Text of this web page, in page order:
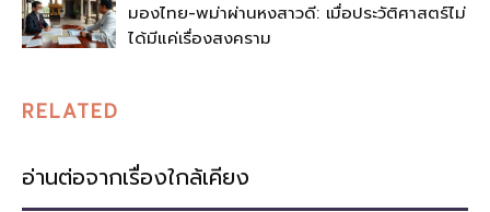
มองไทย-พม่าผ่านหงสาวดี: เมื่อประวัติศาสตร์ไม่
ได้มีแค่เรื่องสงคราม
RELATED
อ่านต่อจากเรื่องใกล้เคียง